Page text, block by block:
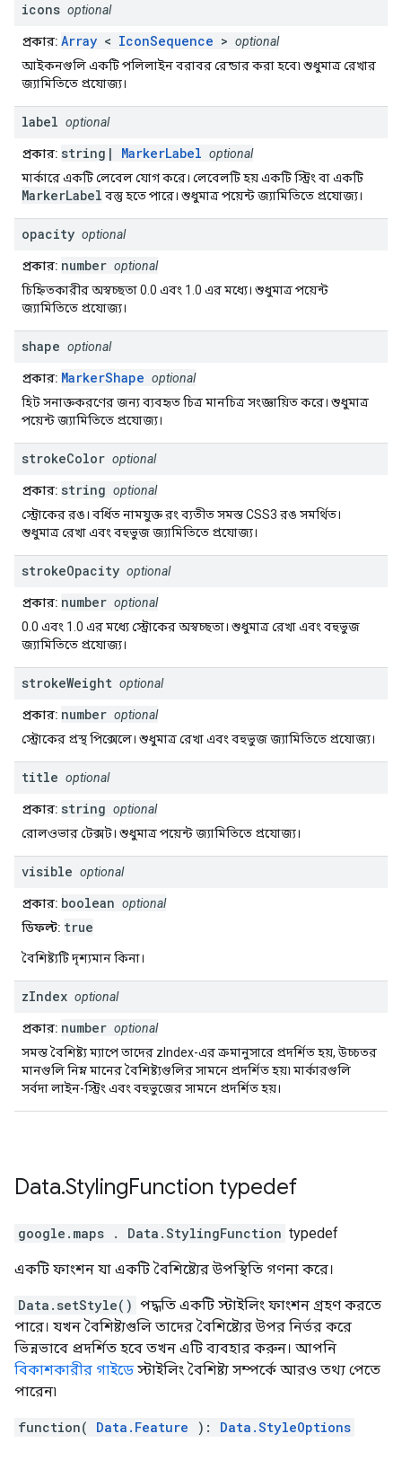
icons optional
প্রকার: Array < IconSequence > optional
আইকনগুলি একটি পলিলাইন বরাবর রেন্ডার করা হবে৷ শুধুমাত্র রেখার
জ্যামিতিতে প্রযোজ্য।
label optional
প্রকার: string| MarkerLabel optional
মার্কারে একটি লেবেল যোগ করে। লেবেলটি হয় একটি স্ট্রিং বা একটি
MarkerLabel বস্তু হতে পারে। শুধুমাত্র পয়েন্ট জ্যামিতিতে প্রযোজ্য।
opacity optional
প্রকার: number optional
চিহ্নিতকারীর অস্বচ্ছতা 0.0 এবং 1.0 এর মধ্যে। শুধুমাত্র পয়েন্ট
জ্যামিতিতে প্রযোজ্য।
shape optional
প্রকার: MarkerShape optional
হিট সনাক্তকরণের জন্য ব্যবহৃত চিত্র মানচিত্র সংজ্ঞায়িত করে। শুধুমাত্র
পয়েন্ট জ্যামিতিতে প্রযোজ্য।
strokeColor optional
প্রকার: string optional
স্ট্রোকের রঙ। বর্ধিত নামযুক্ত রং ব্যতীত সমস্ত CSS3 রঙ সমর্থিত।
শুধুমাত্র রেখা এবং বহুভুজ জ্যামিতিতে প্রযোজ্য।
strokeOpacity optional
প্রকার: number optional
0.0 এবং 1.0 এর মধ্যে স্ট্রোকের অস্বচ্ছতা। শুধুমাত্র রেখা এবং বহুভুজ
জ্যামিতিতে প্রযোজ্য।
strokeWeight optional
প্রকার: number optional
স্ট্রোকের প্রস্থ পিক্সেলে। শুধুমাত্র রেখা এবং বহুভুজ জ্যামিতিতে প্রযোজ্য।
title optional
প্রকার: string optional
রোলওভার টেক্সট। শুধুমাত্র পয়েন্ট জ্যামিতিতে প্রযোজ্য।
visible optional
প্রকার: boolean optional
ডিফল্ট: true
বৈশিষ্ট্যটি দৃশ্যমান কিনা।
zIndex optional
প্রকার: number optional
সমস্ত বৈশিষ্ট্য ম্যাপে তাদের zIndex-এর ক্রমানুসারে প্রদর্শিত হয়, উচ্চতর
মানগুলি নিম্ন মানের বৈশিষ্ট্যগুলির সামনে প্রদর্শিত হয়৷ মার্কারগুলি
সর্বদা লাইন-স্ট্রিং এবং বহুভুজের সামনে প্রদর্শিত হয়।
Data.StylingFunction typedef
google.maps . Data.StylingFunction typedef
একটি ফাংশন যা একটি বৈশিষ্ট্যের উপস্থিতি গণনা করে।
Data.setStyle() পদ্ধতি একটি স্টাইলিং ফাংশন গ্রহণ করতে
পারে। যখন বৈশিষ্ট্যগুলি তাদের বৈশিষ্ট্যের উপর নির্ভর করে
ভিন্নভাবে প্রদর্শিত হবে তখন এটি ব্যবহার করুন। আপনি
বিকাশকারীর গাইডে স্টাইলিং বৈশিষ্ট্য সম্পর্কে আরও তথ্য পেতে
পারেন৷
function( Data.Feature ): Data.StyleOptions